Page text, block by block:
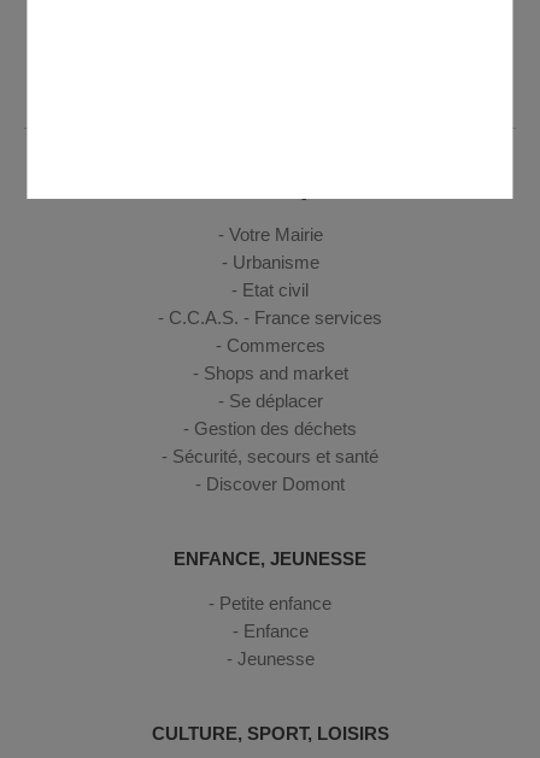
Votre Mairie
Urbanisme
Etat civil
C.C.A.S. - France services
Commerces
Shops and market
Se déplacer
Gestion des déchets
Sécurité, secours et santé
Discover Domont
ENFANCE, JEUNESSE
Petite enfance
Enfance
Jeunesse
CULTURE, SPORT, LOISIRS